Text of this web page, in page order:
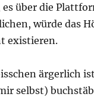
über die
würde das
existieren.
ärgerlich
selbst)